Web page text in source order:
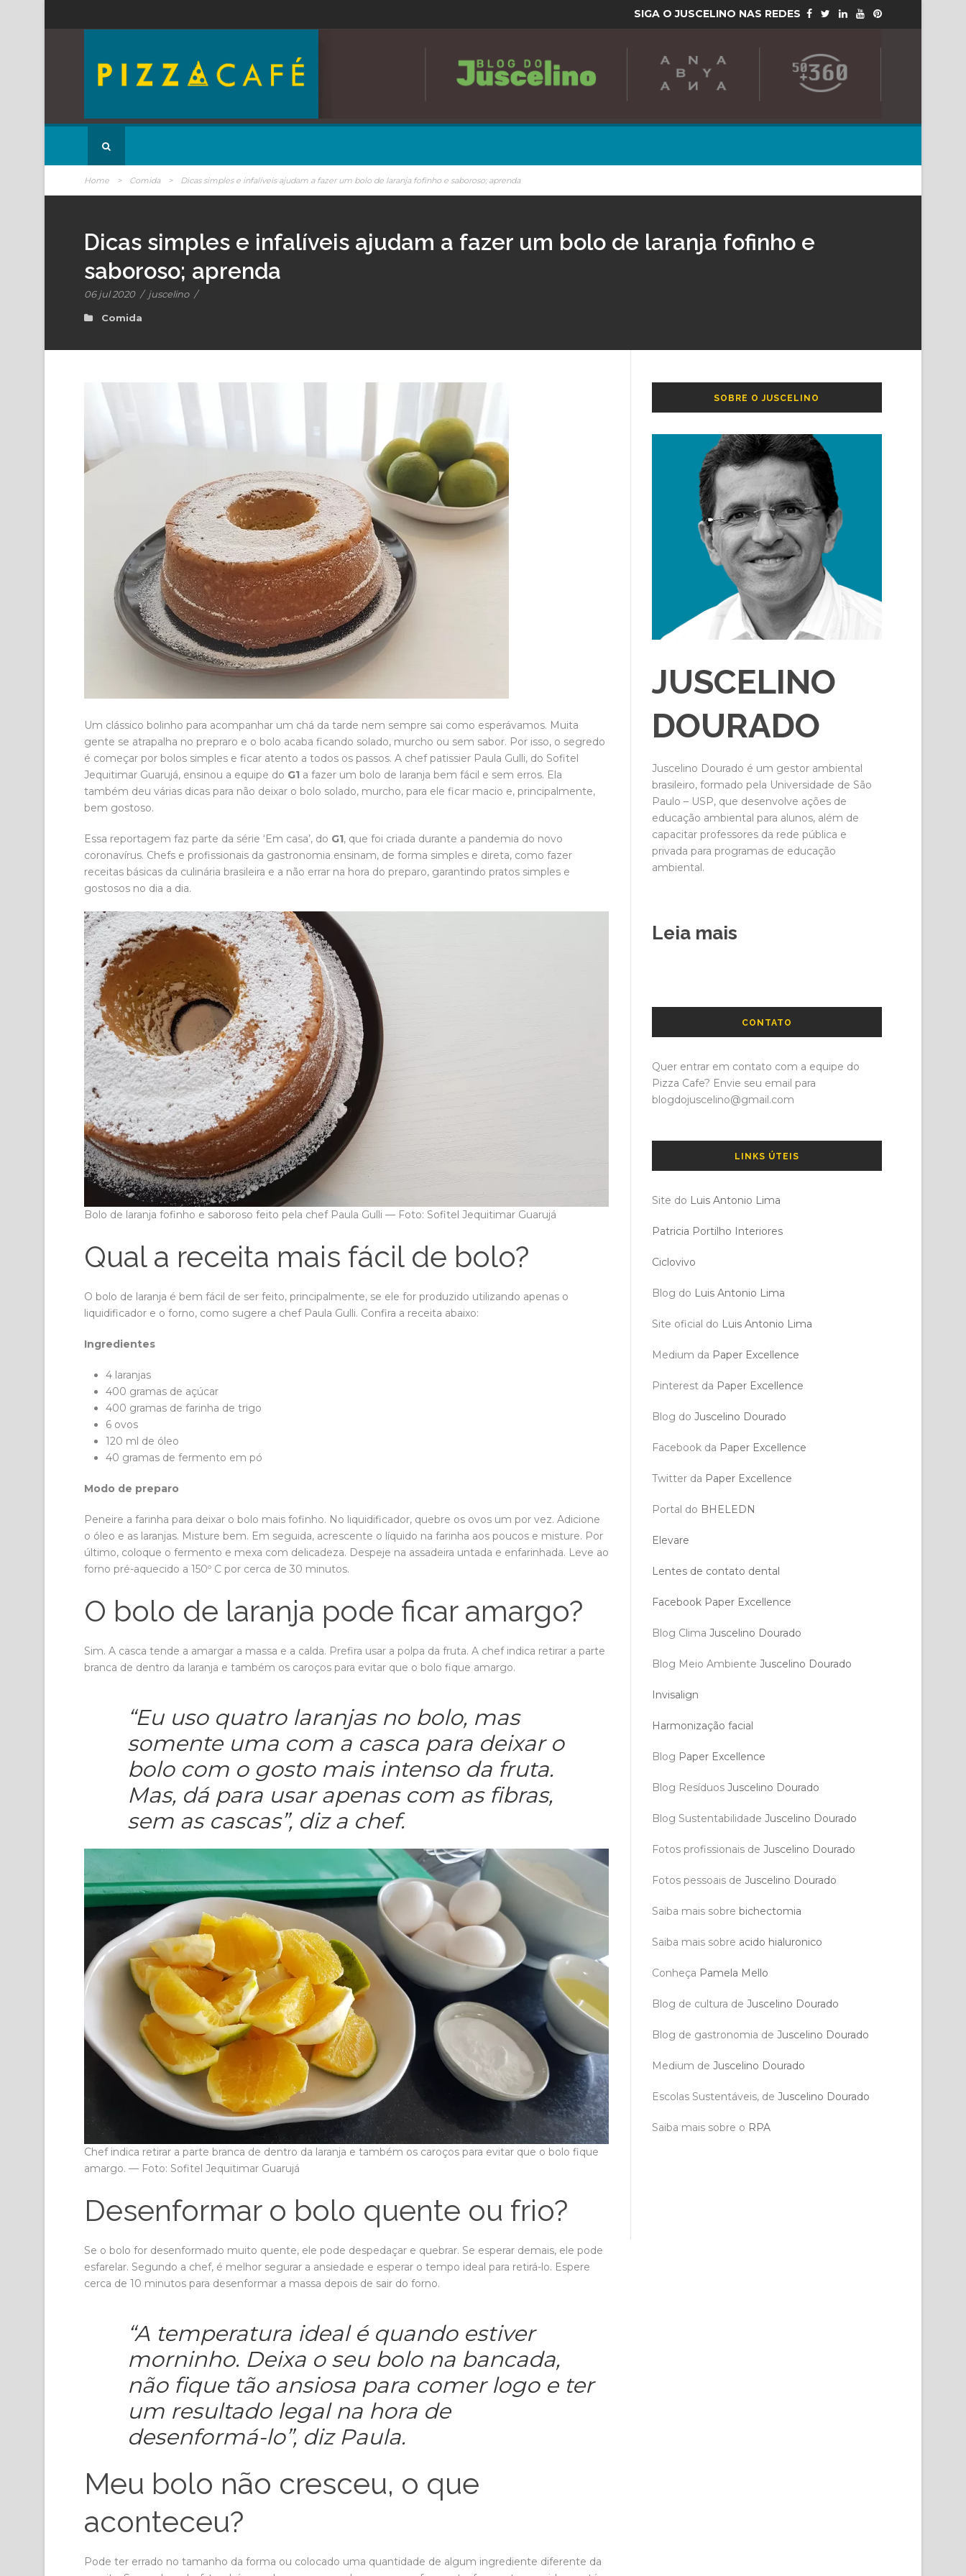
SIGA O JUSCELINO NAS REDES
Home > Comida > Dicas simples e infalíveis ajudam a fazer um bolo de laranja fofinho e saboroso; aprenda
Dicas simples e infalíveis ajudam a fazer um bolo de laranja fofinho e
saboroso; aprenda
06 jul 2020 / juscelino /
Comida
Um clássico bolinho para acompanhar um chá da tarde nem sempre sai como esperávamos. Muita
gente se atrapalha no prepraro e o bolo acaba ficando solado, murcho ou sem sabor. Por isso, o segredo
é começar por bolos simples e ficar atento a todos os passos. A chef patissier Paula Gulli, do Sofitel
Jequitimar Guarujá, ensinou a equipe do G1 a fazer um bolo de laranja bem fácil e sem erros. Ela
também deu várias dicas para não deixar o bolo solado, murcho, para ele ficar macio e, principalmente,
bem gostoso.
Essa reportagem faz parte da série ‘Em casa’, do G1, que foi criada durante a pandemia do novo
coronavírus. Chefs e profissionais da gastronomia ensinam, de forma simples e direta, como fazer
receitas básicas da culinária brasileira e a não errar na hora do preparo, garantindo pratos simples e
gostosos no dia a dia.
Bolo de laranja fofinho e saboroso feito pela chef Paula Gulli — Foto: Sofitel Jequitimar Guarujá
Qual a receita mais fácil de bolo?
O bolo de laranja é bem fácil de ser feito, principalmente, se ele for produzido utilizando apenas o
liquidificador e o forno, como sugere a chef Paula Gulli. Confira a receita abaixo:
Ingredientes
4 laranjas
400 gramas de açúcar
400 gramas de farinha de trigo
6 ovos
120 ml de óleo
40 gramas de fermento em pó
Modo de preparo
Peneire a farinha para deixar o bolo mais fofinho. No liquidificador, quebre os ovos um por vez. Adicione
o óleo e as laranjas. Misture bem. Em seguida, acrescente o líquido na farinha aos poucos e misture. Por
último, coloque o fermento e mexa com delicadeza. Despeje na assadeira untada e enfarinhada. Leve ao
forno pré-aquecido a 150º C por cerca de 30 minutos.
O bolo de laranja pode ficar amargo?
Sim. A casca tende a amargar a massa e a calda. Prefira usar a polpa da fruta. A chef indica retirar a parte
branca de dentro da laranja e também os caroços para evitar que o bolo fique amargo.
“Eu uso quatro laranjas no bolo, mas
somente uma com a casca para deixar o
bolo com o gosto mais intenso da fruta.
Mas, dá para usar apenas com as fibras,
sem as cascas”, diz a chef.
Chef indica retirar a parte branca de dentro da laranja e também os caroços para evitar que o bolo fique
amargo. — Foto: Sofitel Jequitimar Guarujá
Desenformar o bolo quente ou frio?
Se o bolo for desenformado muito quente, ele pode despedaçar e quebrar. Se esperar demais, ele pode
esfarelar. Segundo a chef, é melhor segurar a ansiedade e esperar o tempo ideal para retirá-lo. Espere
cerca de 10 minutos para desenformar a massa depois de sair do forno.
“A temperatura ideal é quando estiver
morninho. Deixa o seu bolo na bancada,
não fique tão ansiosa para comer logo e ter
um resultado legal na hora de
desenformá-lo”, diz Paula.
Meu bolo não cresceu, o que
aconteceu?
Pode ter errado no tamanho da forma ou colocado uma quantidade de algum ingrediente diferente da
SOBRE O JUSCELINO
JUSCELINO
DOURADO
Juscelino Dourado é um gestor ambiental
brasileiro, formado pela Universidade de São
Paulo – USP, que desenvolve ações de
educação ambiental para alunos, além de
capacitar professores da rede pública e
privada para programas de educação
ambiental.
Leia mais
CONTATO
Quer entrar em contato com a equipe do
Pizza Cafe? Envie seu email para
blogdojuscelino@gmail.com
LINKS ÚTEIS
Site do Luis Antonio Lima
Patricia Portilho Interiores
Ciclovivo
Blog do Luis Antonio Lima
Site oficial do Luis Antonio Lima
Medium da Paper Excellence
Pinterest da Paper Excellence
Blog do Juscelino Dourado
Facebook da Paper Excellence
Twitter da Paper Excellence
Portal do BHELEDN
Elevare
Lentes de contato dental
Facebook Paper Excellence
Blog Clima Juscelino Dourado
Blog Meio Ambiente Juscelino Dourado
Invisalign
Harmonização facial
Blog Paper Excellence
Blog Resíduos Juscelino Dourado
Blog Sustentabilidade Juscelino Dourado
Fotos profissionais de Juscelino Dourado
Fotos pessoais de Juscelino Dourado
Saiba mais sobre bichectomia
Saiba mais sobre acido hialuronico
Conheça Pamela Mello
Blog de cultura de Juscelino Dourado
Blog de gastronomia de Juscelino Dourado
Medium de Juscelino Dourado
Escolas Sustentáveis, de Juscelino Dourado
Saiba mais sobre o RPA